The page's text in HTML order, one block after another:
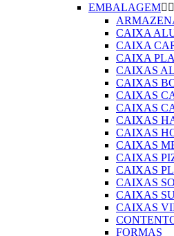
EMBALAGEM 
CAIXA
CAIXA
CAIXA
CAIXAS
CAIXAS
CAIXAS
CAIXAS
CAIXAS
CAIXAS
CAIXAS
CAIXAS
CAIXAS
CAIXAS
CAIXAS
CAIXAS
FORMAS